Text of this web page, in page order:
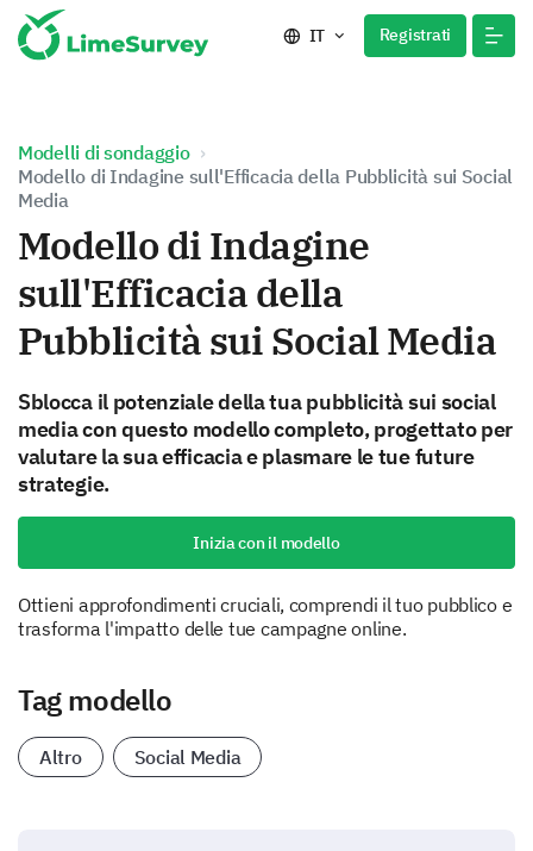
IT Registrati
Modelli di sondaggio
Modello di Indagine sull'Efficacia della Pubblicità sui Social
Media
Modello di Indagine
sull'Efficacia della
Pubblicità sui Social Media
Sblocca il potenziale della tua pubblicità sui social
media con questo modello completo, progettato per
valutare la sua efficacia e plasmare le tue future
strategie.
Inizia con il modello
Ottieni approfondimenti cruciali, comprendi il tuo pubblico e
trasforma l'impatto delle tue campagne online.
Tag modello
Altro Social Media